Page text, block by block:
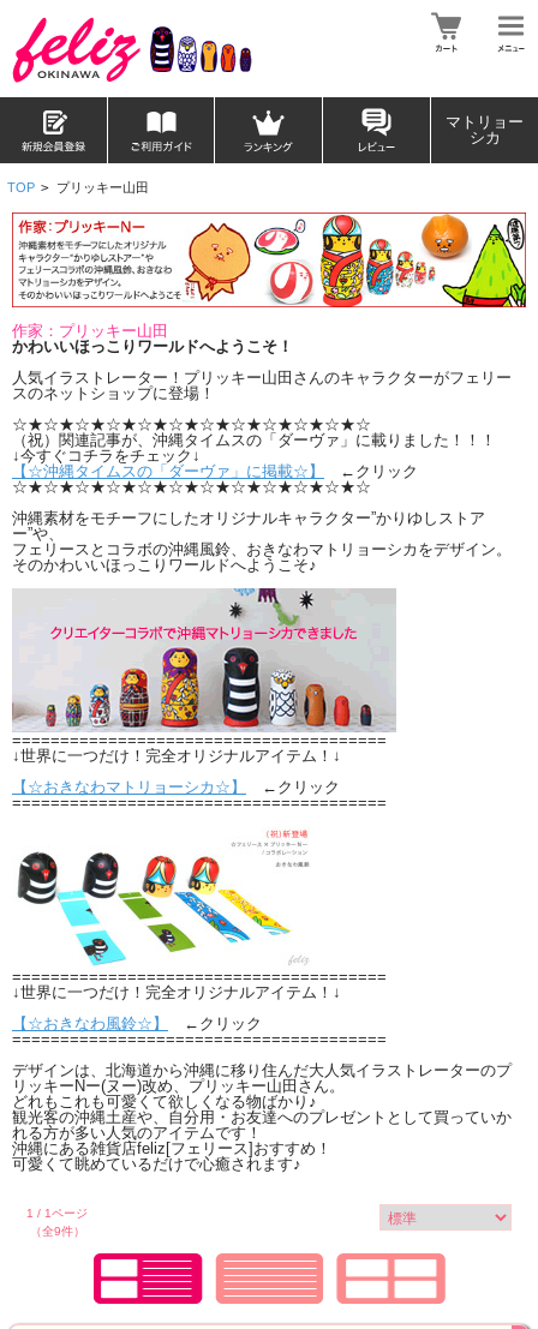
マトリョー
シカ
TOP > プリッキー山田
作家：プリッキー山田
かわいいほっこりワールドへようこそ！
人気イラストレーター！プリッキー山田さんのキャラクターがフェリー
スのネットショップに登場！
☆★☆★☆★☆★☆★☆★☆★☆★☆★☆★☆★☆
（祝）関連記事が、沖縄タイムスの「ダーヴァ」に載りました！！！
↓今すぐコチラをチェック↓
【☆沖縄タイムスの「ダーヴァ」に掲載☆】
←クリック
☆★☆★☆★☆★☆★☆★☆★☆★☆★☆★☆★☆
沖縄素材をモチーフにしたオリジナルキャラクター”かりゆしストア
ー”や、
フェリースとコラボの沖縄風鈴、おきなわマトリョーシカをデザイン。
そのかわいいほっこりワールドへようこそ♪
=======================================
↓世界に一つだけ！完全オリジナルアイテム！↓
【☆おきなわマトリョーシカ☆】
←クリック
=======================================
=======================================
↓世界に一つだけ！完全オリジナルアイテム！↓
【☆おきなわ風鈴☆】
←クリック
=======================================
デザインは、北海道から沖縄に移り住んだ大人気イラストレーターのプ
リッキーNー(ヌー)改め、プリッキー山田さん。
どれもこれも可愛くて欲しくなる物ばかり♪
観光客の沖縄土産や、自分用・お友達へのプレゼントとして買っていか
れる方が多い人気のアイテムです！
沖縄にある雑貨店feliz[フェリース]おすすめ！
可愛くて眺めているだけで心癒されます♪
1 / 1ページ
（全9件）